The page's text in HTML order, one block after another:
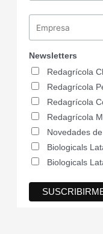
Newsletters
Redagrícola
Redagrícola
Redagrícola
Redagrícola
Novedades
Biologicals
Biologicals